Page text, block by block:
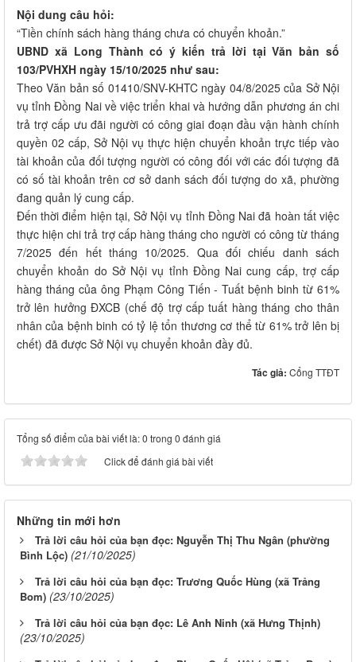
Nội dung câu hỏi:
“Tiền chính sách hàng tháng chưa có chuyển khoản.”
UBND xã Long Thành có ý kiến trả lời tại Văn bản số
103/PVHXH ngày 15/10/2025 như sau:
Theo Văn bản số 01410/SNV-KHTC ngày 04/8/2025 của Sở Nội
vụ tỉnh Đồng Nai về việc triển khai và hướng dẫn phương án chi
trả trợ cấp ưu đãi người có công giai đoạn đầu vận hành chính
quyền 02 cấp, Sở Nội vụ thực hiện chuyển khoản trực tiếp vào
tài khoản của đối tượng người có công đối với các đối tượng đã
có số tài khoản trên cơ sở danh sách đối tượng do xã, phường
đang quản lý cung cấp.
Đến thời điểm hiện tại, Sở Nội vụ tỉnh Đồng Nai đã hoàn tất việc
thực hiện chi trả trợ cấp hàng tháng cho người có công từ tháng
7/2025 đến hết tháng 10/2025. Qua đối chiếu danh sách
chuyển khoản do Sở Nội vụ tỉnh Đồng Nai cung cấp, trợ cấp
hàng tháng của ông Phạm Công Tiến - Tuất bệnh binh từ 61%
trở lên hưởng ĐXCB (chế độ trợ cấp tuất hàng tháng cho thân
nhân của bệnh binh có tỷ lệ tổn thương cơ thể từ 61% trở lên bị
chết) đã được Sở Nội vụ chuyển khoản đầy đủ.
Tác giả: Cổng TTĐT
Tổng số điểm của bài viết là: 0 trong 0 đánh giá
Click để đánh giá bài viết
Những tin mới hơn
Trả lời câu hỏi của bạn đọc: Nguyễn Thị Thu Ngân (phường
Bình Lộc) (21/10/2025)
Trả lời câu hỏi của bạn đọc: Trương Quốc Hùng (xã Trảng
Bom) (23/10/2025)
Trả lời câu hỏi của bạn đọc: Lê Anh Ninh (xã Hưng Thịnh)
(23/10/2025)